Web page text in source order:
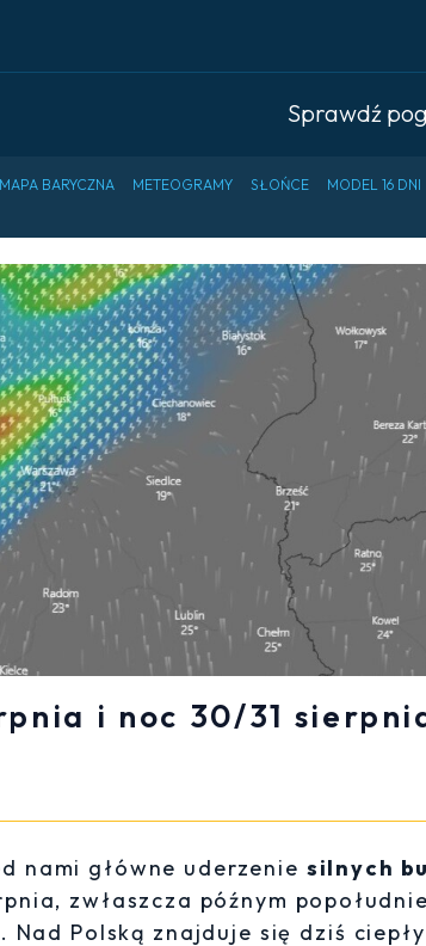
Sprawdź
MAPA BARYCZNA METEOGRAMY SŁOŃCE MODEL 16 DNI
i noc 30/31
nami główne uderzenie silnych
zwłaszcza późnym
Polską znajduje się dziś ciepły